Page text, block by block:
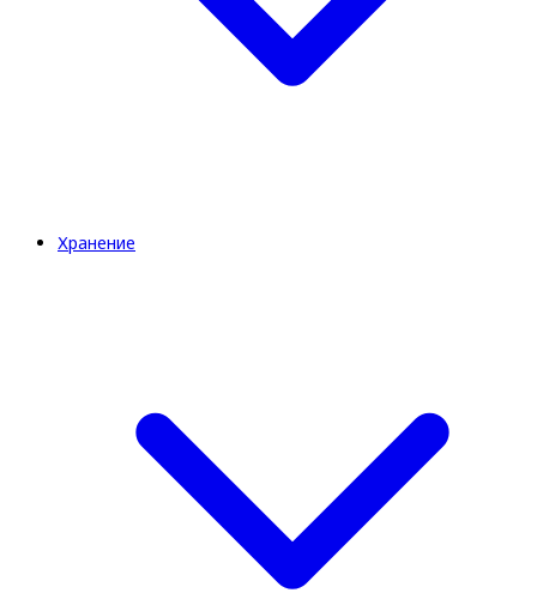
Хранение